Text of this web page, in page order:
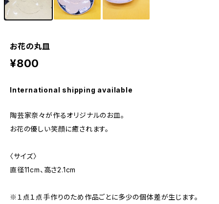
お花の丸皿
¥800
International shipping available
陶芸家奈々が作るオリジナルのお皿。
お花の優しい笑顔に癒されます。
〈サイズ〉
直径11cm、高さ2.1cm
※１点１点手作りのため作品ごとに多少の個体差が生じます。